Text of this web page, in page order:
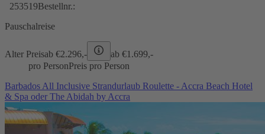
253519Bestellnr.:
Pauschalreise
Alter Preisab €2.296,- ab €1.699,-
pro PersonPreis pro Person
Barbados All Inclusive Strandurlaub Roulette - Accra Beach Hotel
& Spa oder The Abidah by Accra